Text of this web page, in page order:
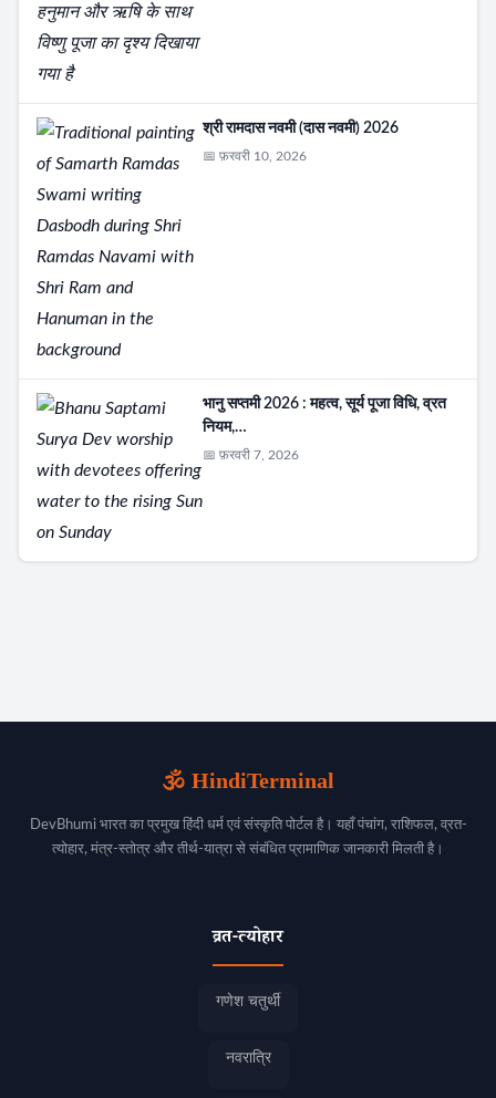
श्री रामदास नवमी (दास नवमी) 2026
📅 फ़रवरी 10, 2026
भानु सप्तमी 2026 : महत्व, सूर्य पूजा विधि, व्रत
नियम,…
📅 फ़रवरी 7, 2026
🕉️ HindiTerminal
DevBhumi भारत का प्रमुख हिंदी धर्म एवं संस्कृति पोर्टल है। यहाँ पंचांग, राशिफल, व्रत-
त्योहार, मंत्र-स्तोत्र और तीर्थ-यात्रा से संबंधित प्रामाणिक जानकारी मिलती है।
व्रत-त्योहार
गणेश चतुर्थी
नवरात्रि